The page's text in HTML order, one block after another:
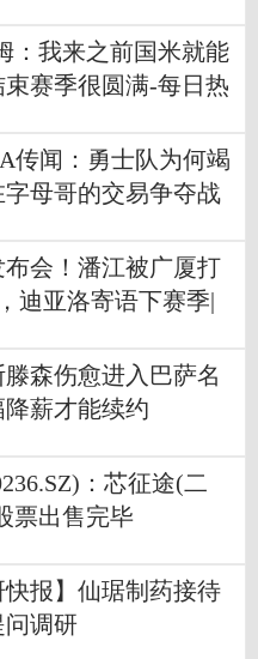
：我来之前国米就能
赛季很圆满-每日热
传闻：勇士队为何竭
母哥的交易争夺战
会！潘江被广厦打
迪亚洛寄语下赛季|
森伤愈进入巴萨名
薪才能续约
：芯征途(二
票出售完毕
报】仙琚制药接待
问调研